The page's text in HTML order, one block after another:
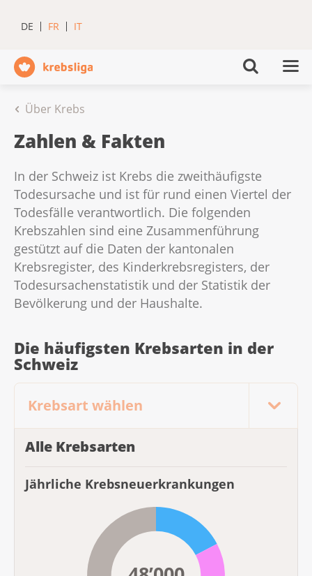
DE FR IT
Über Krebs
Zahlen & Fakten
In der Schweiz ist Krebs die zweithäufigste
Todesursache und ist für rund einen Viertel der
Todesfälle verantwortlich. Die folgenden
Krebszahlen sind eine Zusammenführung
gestützt auf die Daten der kantonalen
Krebsregister, des Kinderkrebsregisters, der
Todesursachenstatistik und der Statistik der
Bevölkerung und der Haushalte.
Die häufigsten Krebsarten in der
Schweiz
Alle Krebsarten
Jährliche Krebsneuerkrankungen